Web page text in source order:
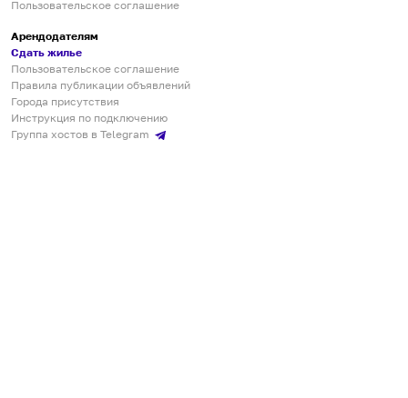
Пользовательское соглашение
Арендодателям
Сдать жилье
Пользовательское соглашение
Правила публикации объявлений
Города присутствия
Инструкция по подключению
Группа хостов в Telegram